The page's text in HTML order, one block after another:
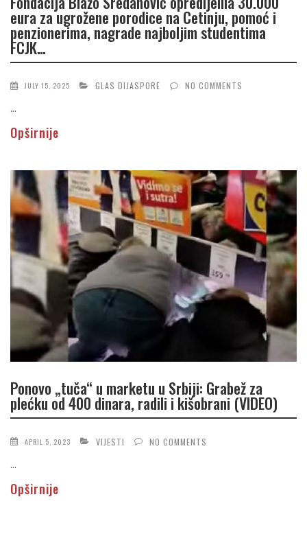
eura za ugrožene porodice na Cetinju, pomoć i
penzionerima, nagrade najboljim studentima
FCJK…
JULY 15, 2025 GLAS DIJASPORE NO COMMENTS
...
Opširnije
Ponovo „tuča“ u marketu u Srbiji: Grabež za
plećku od 400 dinara, radili i kišobrani (VIDEO)
APRIL 5, 2023 VIJESTI NO COMMENTS
...
Opširnije